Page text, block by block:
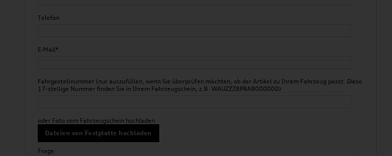
Telefon
E-Mail*
Fahrgestellnummer (nur auszufüllen, wenn Sie überprüfen möchten, ob der Artikel zu Ihrem Fahrzeug passt. Diese
17-stellige Nummer finden Sie in Ihrem Fahrzeugschein, z.B. WAUZZZ8P8AB000000)
oder Foto vom Fahrzeugschein hochladen
Dateien von Festplatte hochladen
Frage